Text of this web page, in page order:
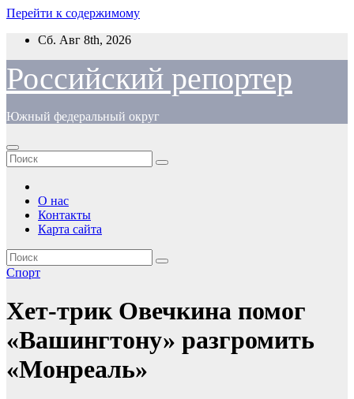
Перейти к содержимому
Сб. Авг 8th, 2026
Российский репортер
Южный федеральный округ
О нас
Контакты
Карта сайта
Спорт
Хет-трик Овечкина помог
«Вашингтону» разгромить
«Монреаль»